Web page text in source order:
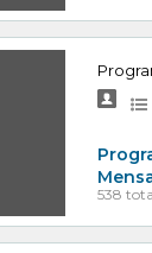
538